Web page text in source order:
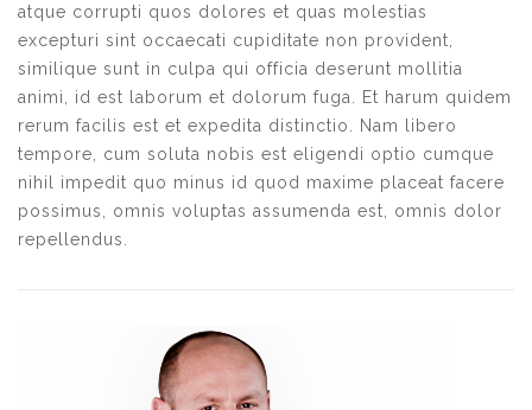
atque corrupti quos dolores et quas molestias
excepturi sint occaecati cupiditate non provident,
similique sunt in culpa qui officia deserunt mollitia
animi, id est laborum et dolorum fuga. Et harum quidem
rerum facilis est et expedita distinctio. Nam libero
tempore, cum soluta nobis est eligendi optio cumque
nihil impedit quo minus id quod maxime placeat facere
possimus, omnis voluptas assumenda est, omnis dolor
repellendus.